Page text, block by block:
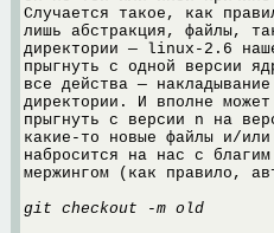
Случается такое, как
лишь абстракция, файлы,
директории — linux-2.6
прыгнуть с одной версии
все действа —
директории. И вполне
прыгнуть с версии n на
какие-то новые файлы и/
набросится на нас с
мержингом (как правило,
git checkout -m old